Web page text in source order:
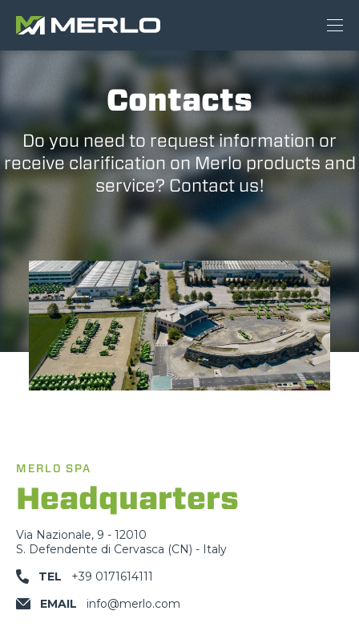
Contacts
Do you need to request information or
receive clarification on Merlo products and
service? Contact us!
MERLO SPA
Headquarters
Via Nazionale, 9 - 12010
S. Defendente di Cervasca (CN) - Italy
TEL
+39 0171614111
EMAIL
info@merlo.com